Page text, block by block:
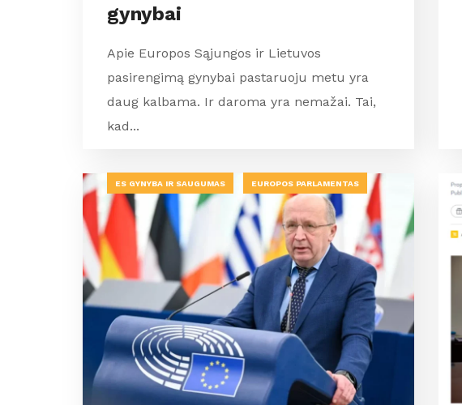
gynybai
Apie Europos Sąjungos ir Lietuvos
pasirengimą gynybai pastaruoju metu yra
daug kalbama. Ir daroma yra nemažai. Tai,
kad...
ES GYNYBA IR SAUGUMAS EUROPOS PARLAMENTAS